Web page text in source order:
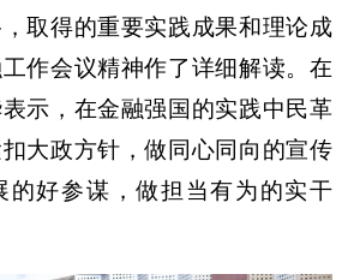
取得的重要实践成果和理论成
作会议精神作了详细解读。在
示，在金融强国的实践中民革
大政方针，做同心同向的宣传
的好参谋，做担当有为的实干